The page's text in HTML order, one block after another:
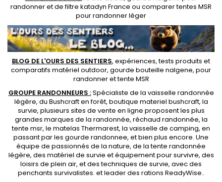
randonneret defiltre katadyn France ou comparer tentes MSR
pour randonner léger
BLOG DE L'OURS DES SENTIERS, expériences, tests produits et
comparatifs matériel outdoor, gourde bouteille nalgene, pour
randonner ettente MSR
GROUPE RANDONNEURS :Spécialiste de la vaisselle randonnée
légère, du Bushcraft en forêt, boutique materiel bushcraft, la
survie, plusieurs sites de vente en ligne proposent les plus
grandes marques de la randonnée, réchaud randonnée, la
tente msr, le matelas Thermarest, la vaisselle de camping, en
passant par les gourde randonnee, et bien plus encore. Une
équipe de passionnés de la nature, de latente randonnée
légère, des matériel de survie et équipement pour survivre, des
loisirs de plein air, et des techniques de survie, avec des
penchants survivalistes. et leader des rations ReadyWise..